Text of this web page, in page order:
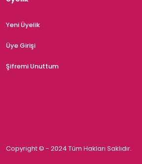
Yeni Üyelik
Üye Girişi
Şifremi Unuttum
Copyright © - 2024 Tüm Hakları Saklıdır.